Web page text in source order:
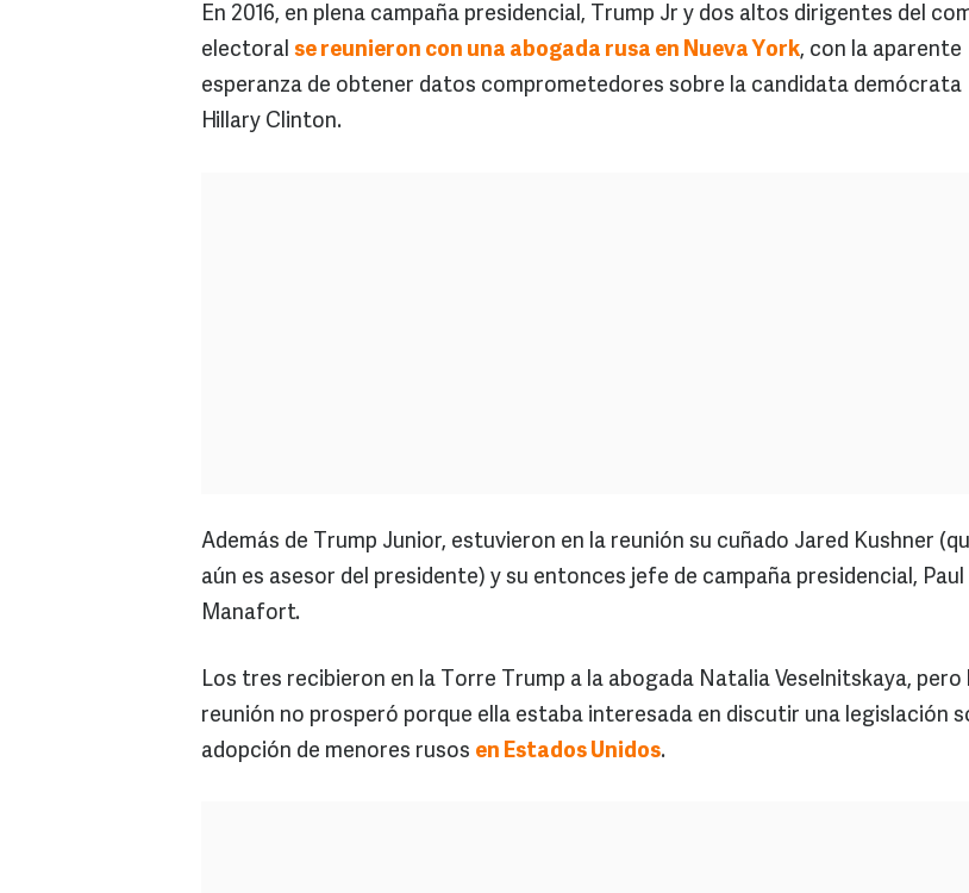
En 2016, en plena campaña presidencial, Trump Jr y dos altos dirigentes del
electoral se reunieron con una abogada rusa en Nueva York, con la aparente
esperanza de obtener datos comprometedores sobre la candidata demócrata
Hillary Clinton.
Además de Trump Junior, estuvieron en la reunión su cuñado Jared Kushner
aún es asesor del presidente) y su entonces jefe de campaña presidencial, Paul
Manafort.
Los tres recibieron en la Torre Trump a la abogada Natalia Veselnitskaya, pero
reunión no prosperó porque ella estaba interesada en discutir una legislación
adopción de menores rusos en Estados Unidos.